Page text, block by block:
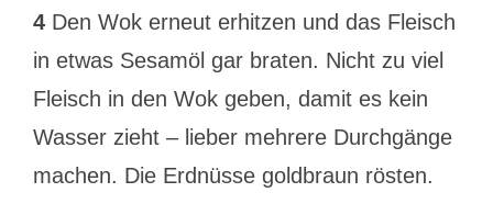
4Den Wok erneut erhitzen und das Fleisch
in etwas Sesamöl gar braten. Nicht zu viel
Fleisch in den Wok geben, damit es kein
Wasser zieht – lieber mehrere Durchgänge
machen. Die Erdnüsse goldbraun rösten.